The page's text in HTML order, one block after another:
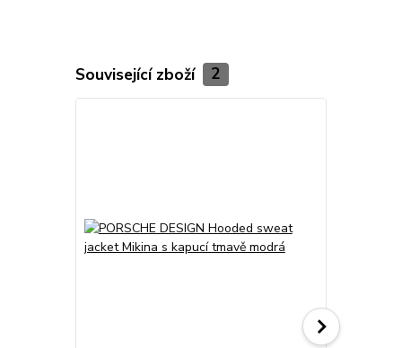
Související zboží 2